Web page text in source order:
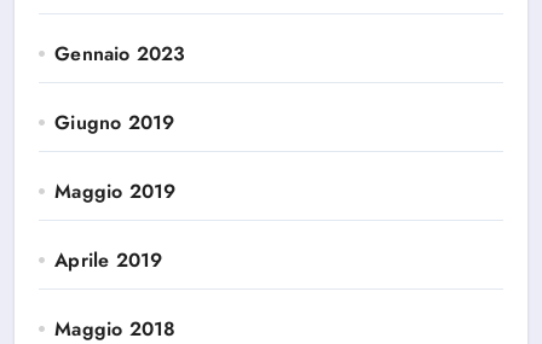
Gennaio 2023
Giugno 2019
Maggio 2019
Aprile 2019
Maggio 2018